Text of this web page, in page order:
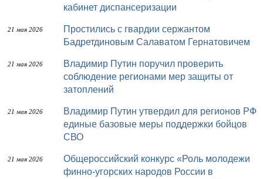
кабинет диспансеризации
21 мая 2026
Простились с гвардии сержантом
Бадретдиновым Салаватом Гернатовичем
21 мая 2026
Владимир Путин поручил проверить
соблюдение регионами мер защиты от
затоплений
21 мая 2026
Владимир Путин утвердил для регионов РФ
единые базовые меры поддержки бойцов
СВО
21 мая 2026
Общероссийский конкурс «Роль молодежи
финно-угорских народов России в